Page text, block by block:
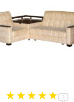
3